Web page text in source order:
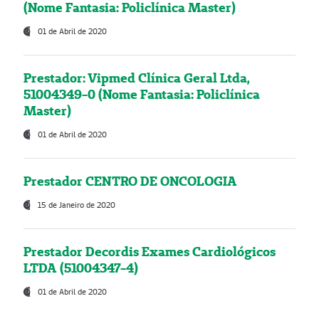
(Nome Fantasia: Policlínica Master)
01 de Abril de 2020
Prestador: Vipmed Clínica Geral Ltda,
51004349-0 (Nome Fantasia: Policlínica
Master)
01 de Abril de 2020
Prestador CENTRO DE ONCOLOGIA
15 de Janeiro de 2020
Prestador Decordis Exames Cardiológicos
LTDA (51004347-4)
01 de Abril de 2020